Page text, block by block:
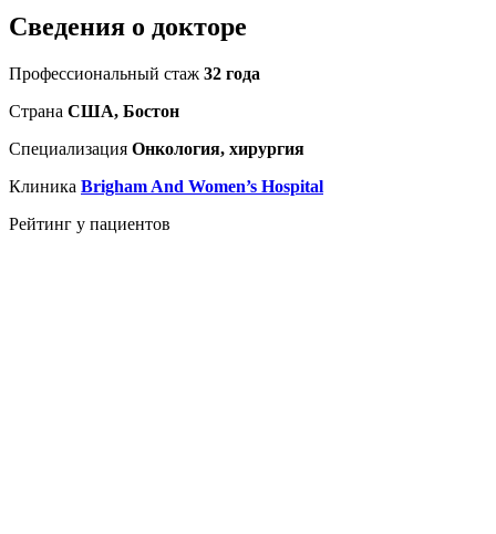
Сведения о докторе
Профессиональный стаж 32 года
Страна США, Бостон
Специализация Онкология, хирургия
Клиника Brigham And Women’s Hospital
Рейтинг у пациентов